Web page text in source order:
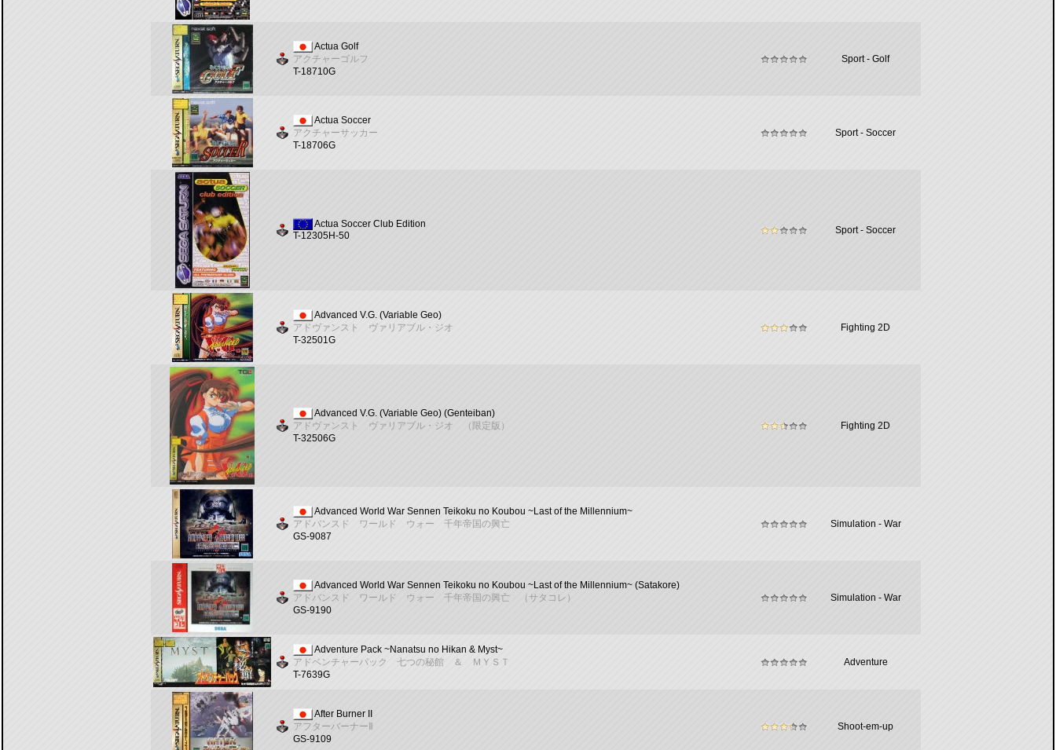
Actua Golf
アクチャーゴルフ
T-18710G
Sport - Golf
Actua Soccer
アクチャーサッカー
T-18706G
Sport - Soccer
Actua Soccer Club Edition
T-12305H-50
Sport - Soccer
Advanced V.G. (Variable Geo)
アドヴァンスト ヴァリアブル・ジオ
T-32501G
Fighting 2D
Advanced V.G. (Variable Geo) (Genteiban)
アドヴァンスト ヴァリアブル・ジオ （限定版）
T-32506G
Fighting 2D
Advanced World War Sennen Teikoku no Koubou ~Last of the Millennium~
アドバンスド ワールド ウォー 千年帝国の興亡
GS-9087
Simulation - War
Advanced World War Sennen Teikoku no Koubou ~Last of the Millennium~ (Satakore)
アドバンスド ワールド ウォー 千年帝国の興亡 （サタコレ）
GS-9190
Simulation - War
Adventure Pack ~Nanatsu no Hikan & Myst~
アドベンチャーパック 七つの秘館 ＆ ＭＹＳＴ
T-7639G
Adventure
After Burner II
アフターバーナーⅡ
GS-9109
Shoot-em-up